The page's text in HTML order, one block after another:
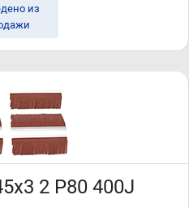
из
2 P80 400J